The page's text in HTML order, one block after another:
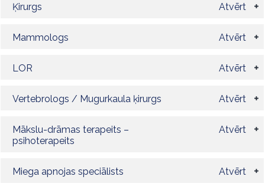
Ķirurgs Atvērt
Mammologs Atvērt
LOR Atvērt
Vertebrologs / Mugurkaula ķirurgs Atvērt
Mākslu-drāmas terapeits –
psihoterapeits
Atvērt
Miega apnojas speciālists Atvērt